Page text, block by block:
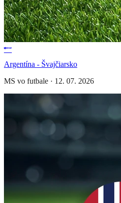
Argentína - Švajčiarsko
MS vo futbale · 12. 07. 2026